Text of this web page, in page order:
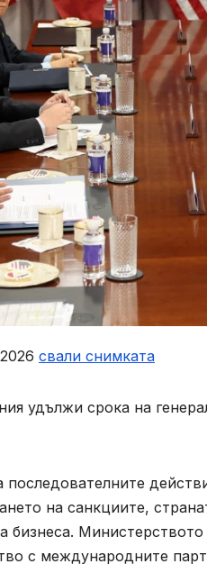
свали снимката
удължи срока на
последователните
на санкциите,
бизнеса.
с международните